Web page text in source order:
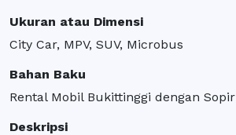
Ukuran atau Dimensi
City Car, MPV, SUV, Microbus
Bahan Baku
Rental Mobil Bukittinggi dengan Sopir
Deskripsi